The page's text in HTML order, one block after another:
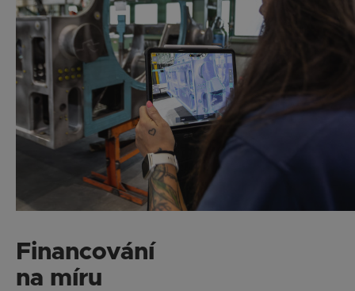
Financování
na míru